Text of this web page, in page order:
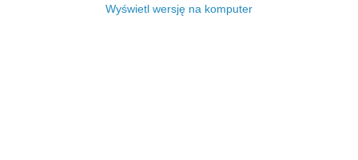
Wyświetl wersję na komputer